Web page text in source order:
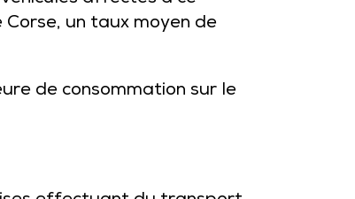
un taux moyen de
de consommation sur le